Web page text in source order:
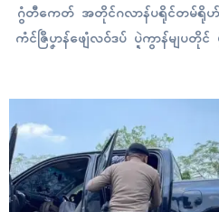
ဂွံတီကေတ် အတိုၚ်ဂလာန်ပရိုၚ်တမ်ရိုဟ်
ကံၚ်ဇြဳပၞာန်ဖျေံလဝ်ဒပ် ပ္ဍဲကွာန်မျ